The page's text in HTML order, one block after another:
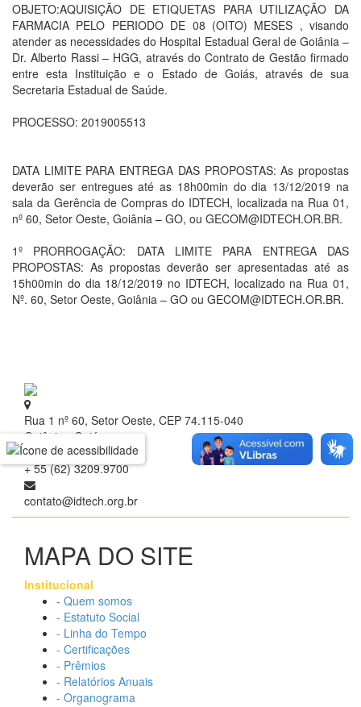
OBJETO:AQUISIÇÃO DE ETIQUETAS PARA UTILIZAÇÃO DA
FARMACIA PELO PERIODO DE 08 (OITO) MESES , visando
atender as necessidades do Hospital Estadual Geral de Goiânia –
Dr. Alberto Rassi – HGG, através do Contrato de Gestão firmado
entre esta Instituição e o Estado de Goiás, através de sua
Secretaria Estadual de Saúde.
PROCESSO: 2019005513
DATA LIMITE PARA ENTREGA DAS PROPOSTAS: As propostas
deverão ser entregues até as 18h00min do dia 13/12/2019 na
sala da Gerência de Compras do IDTECH, localizada na Rua 01,
nº 60, Setor Oeste, Goiânia – GO, ou GECOM@IDTECH.OR.BR.
1º PRORROGAÇÃO: DATA LIMITE PARA ENTREGA DAS
PROPOSTAS: As propostas deverão ser apresentadas até as
15h00min do dia 18/12/2019 no IDTECH, localizado na Rua 01,
Nº. 60, Setor Oeste, Goiânia – GO ou GECOM@IDTECH.OR.BR.
Rua 1 nº 60, Setor Oeste, CEP 74.115-040
Goiânia - Goiás
+ 55 (62) 3209.9700
contato@idtech.org.br
MAPA DO SITE
Institucional
- Quem somos
- Estatuto Social
- Linha do Tempo
- Certificações
- Prêmios
- Relatórios Anuais
- Organograma